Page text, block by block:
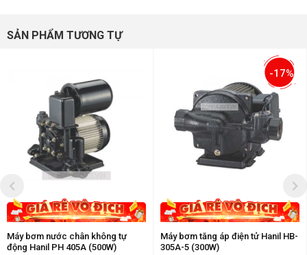
SẢN PHẨM TƯƠNG TỰ
Máy bơm nước chân không tự
động Hanil PH 405A (500W)
-17%
Máy bơm tăng áp điện tử Hanil HB-
305A-5 (300W)